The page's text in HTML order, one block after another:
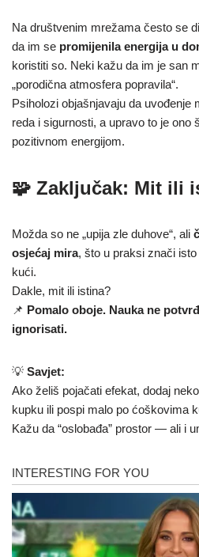
Na društvenim mrežama često se
da im se promijenila energija u
koristiti so. Neki kažu da im je san
„porodična atmosfera popravila“.
Psiholozi objašnjavaju da uvođenje
reda i sigurnosti, a upravo to je ono
pozitivnom energijom.
🧩 Zaključak: Mit ili
Možda so ne „upija zle duhove“, ali
osjećaj mira, što u praksi znači
kući.
Dakle, mit ili istina?
📌 Pomalo oboje. Nauka ne
ignorisati.
💡 Savjet:
Ako želiš pojačati efekat, dodaj
kupku ili pospi malo po ćoškovima
Kažu da “oslobađa” prostor — ali i